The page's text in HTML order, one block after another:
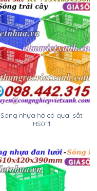
Sóng nhựa hở có quai sắt
HS011